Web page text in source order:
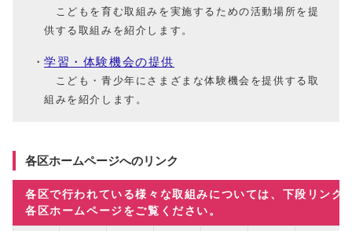
こどもを育む取組みを実施するための活動場所を提
供する取組みを紹介します。
学習・体験機会の提供
こども・青少年にさまざまな体験機会を提供する取
組みを紹介します。
各区ホームページへのリンク
各区で行われている様々な取組みについては、下段リンク
各区ホームページをご覧ください。